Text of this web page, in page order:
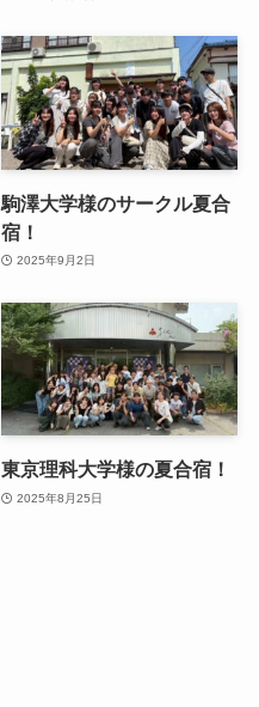
駒澤大学様のサークル夏合
宿！
2025年9月2日
東京理科大学様の夏合宿！
2025年8月25日